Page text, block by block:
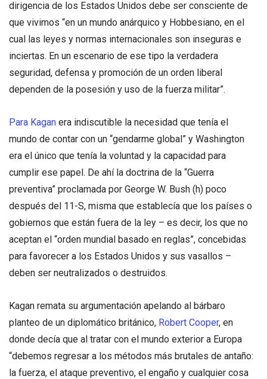
dirigencia de los Estados Unidos debe ser consciente de
que vivimos “en un mundo anárquico y Hobbesiano, en el
cual las leyes y normas internacionales son inseguras e
inciertas. En un escenario de ese tipo la verdadera
seguridad, defensa y promoción de un orden liberal
dependen de la posesión y uso de la fuerza militar”.
Para Kagan era indiscutible la necesidad que tenía el
mundo de contar con un “gendarme global” y Washington
era el único que tenía la voluntad y la capacidad para
cumplir ese papel. De ahí la doctrina de la “Guerra
preventiva” proclamada por George W. Bush (h) poco
después del 11-S, misma que establecía que los países o
gobiernos que están fuera de la ley – es decir, los que no
aceptan el “orden mundial basado en reglas”, concebidas
para favorecer a los Estados Unidos y sus vasallos –
deben ser neutralizados o destruidos.
Kagan remata su argumentación apelando al bárbaro
planteo de un diplomático británico, Robert Cooper, en
donde decía que al tratar con el mundo exterior a Europa
“debemos regresar a los métodos más brutales de antaño:
la fuerza, el ataque preventivo, el engaño y cualquier cosa